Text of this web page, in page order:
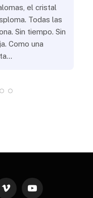
el cristal
Todas las
Sin tiempo. Sin
Como una
Vimeo YouTube